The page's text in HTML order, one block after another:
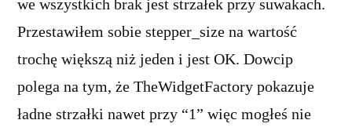
we wszystkich brak jest strzałek przy suwakach.
Przestawiłem sobie stepper_size na wartość
trochę większą niż jeden i jest OK. Dowcip
polega na tym, że TheWidgetFactory pokazuje
ładne strzałki nawet przy “1” więc mogłeś nie